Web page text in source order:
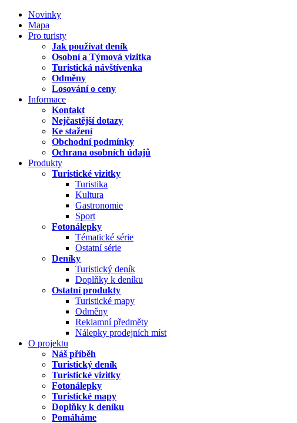
Novinky
Mapa
Pro turisty
Jak používat deník
Osobní a Týmová vizitka
Turistická návštívenka
Odměny
Losování o ceny
Informace
Kontakt
Nejčastější dotazy
Ke stažení
Obchodní podmínky
Ochrana osobních údajů
Produkty
Turistické vizitky
Turistika
Kultura
Gastronomie
Sport
Fotonálepky
Tématické série
Ostatní série
Deníky
Turistický deník
Doplňky k deníku
Ostatní produkty
Turistické mapy
Odměny
Reklamní předměty
Nálepky prodejních míst
O projektu
Náš příběh
Turistický deník
Turistické vizitky
Fotonálepky
Turistické mapy
Doplňky k deníku
Pomáháme